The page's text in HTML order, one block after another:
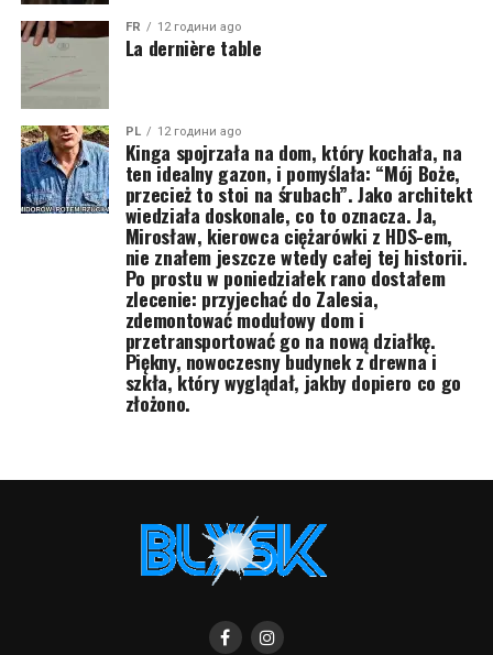
FR 12 години ago
La dernière table
PL 12 години ago
Kinga spojrzała na dom, który kochała, na
ten idealny gazon, i pomyślała: “Mój Boże,
przecież to stoi na śrubach”. Jako architekt
wiedziała doskonale, co to oznacza. Ja,
Mirosław, kierowca ciężarówki z HDS-em,
nie znałem jeszcze wtedy całej tej historii.
Po prostu w poniedziałek rano dostałem
zlecenie: przyjechać do Zalesia,
zdemontować modułowy dom i
przetransportować go na nową działkę.
Piękny, nowoczesny budynek z drewna i
szkła, który wyglądał, jakby dopiero co go
złożono.